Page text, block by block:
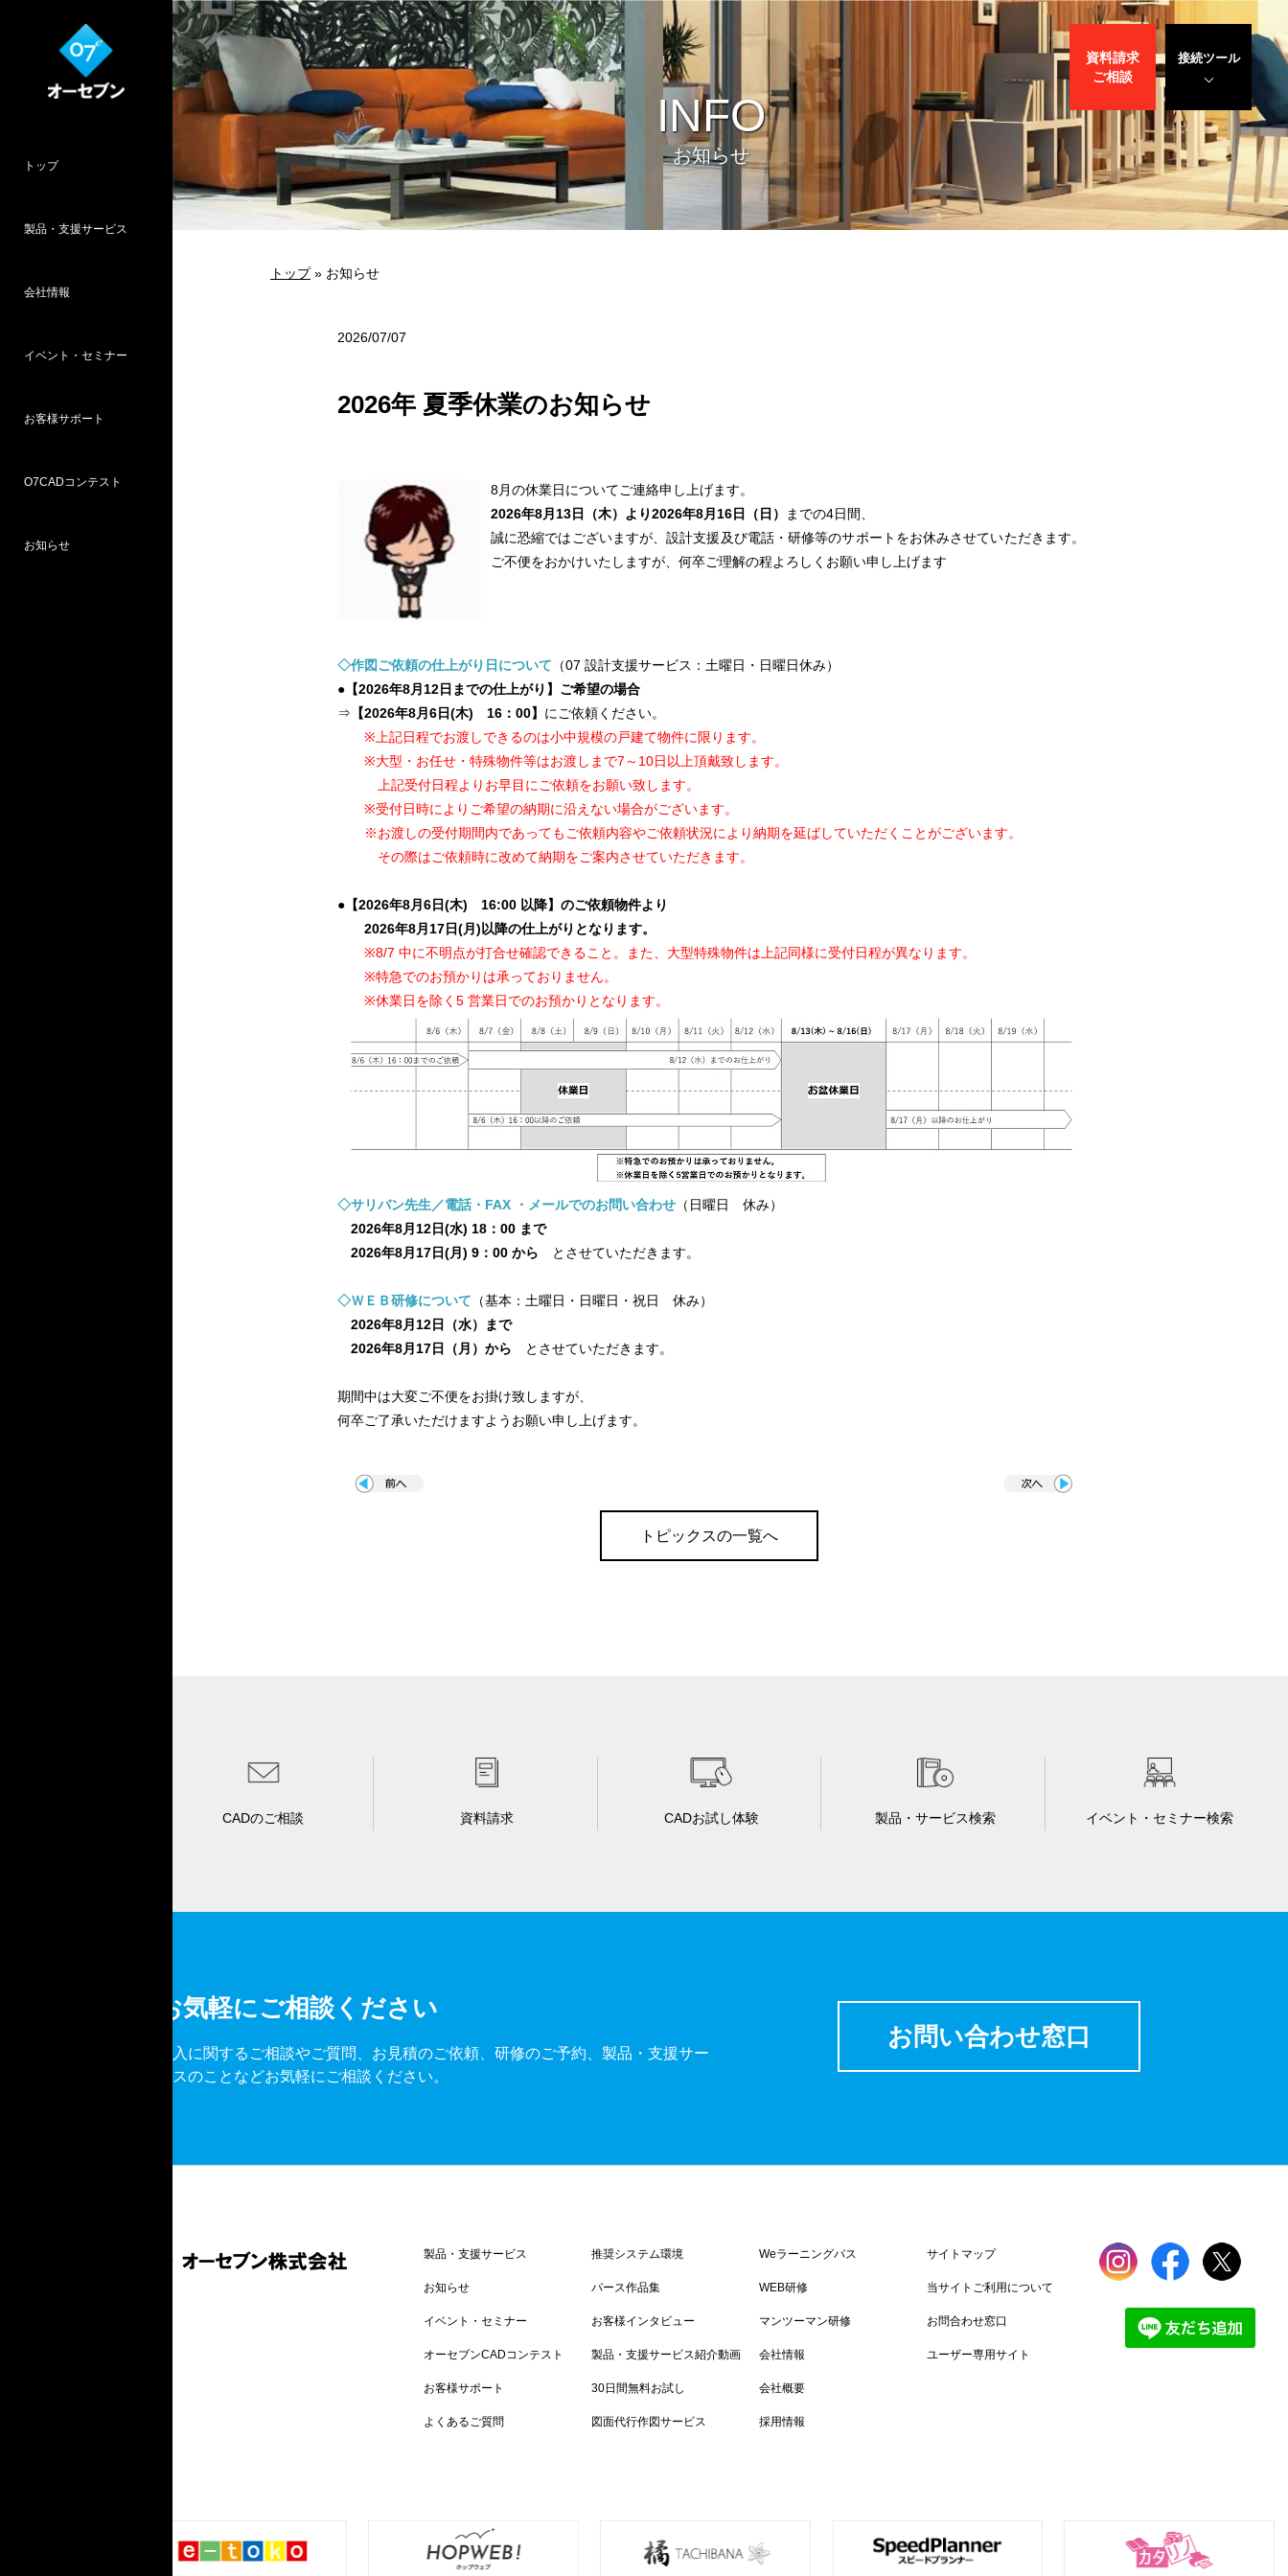
トップ
製品・支援サービス
会社情報
イベント・セミナー
お客様サポート
O7CADコンテスト
第18回 受賞作品
第16回 応募サイト
第15回 受賞作品
お知らせ
接続ツール
遠隔サポート
サリバン先生
WEBデモ
サポート
資料請求
ご相談
INFO
お知らせ
トップ» お知らせ
2026/07/07
2026年 夏季休業のお知らせ
8月の休業日についてご連絡申し上げます。
2026年8月13日（木）より2026年8月16日（日）
までの4日間、
誠に恐縮ではございますが、設計支援及び電話・研修等のサポートをお休みさせていただきます。
ご不便をおかけいたしますが、何卒ご理解の程よろしくお願い申し上げます
◇作図ご依頼の仕上がり日について （07 設計支援サービス：土曜日・日曜日休み）
●【2026年8月12日までの仕上がり】ご希望の場合
⇒ 【2026年8月6日(木) 16：00】 にご依頼ください。
※上記日程でお渡しできるのは小中規模の戸建て物件に限ります。
※大型・お任せ・特殊物件等はお渡しまで7～10日以上頂戴致します。
上記受付日程よりお早目にご依頼をお願い致します。
※受付日時によりご希望の納期に沿えない場合がございます。
※お渡しの受付期間内であってもご依頼内容やご依頼状況により納期を延ばしていただくことがございます。
その際はご依頼時に改めて納期をご案内させていただきます。
●【2026年8月6日(木) 16:00 以降】のご依頼物件より
2026年8月17日(月)以降の仕上がりとなります。
※8/7 中に不明点が打合せ確認できること。また、大型特殊物件は上記同様に受付日程が異なります。
※特急でのお預かりは承っておりません。
※休業日を除く5 営業日でのお預かりとなります。
◇サリバン先生／電話・FAX ・メールでのお問い合わせ （日曜日 休み）
2026年8月12日(水) 18：00 まで
2026年8月17日(月) 9：00 から とさせていただきます。
◇ＷＥＢ研修について （基本：土曜日・日曜日・祝日 休み）
2026年8月12日（水）まで
2026年8月17日（月）から とさせていただきます。
期間中は大変ご不便をお掛け致しますが、
何卒ご了承いただけますようお願い申し上げます。
トピックスの一覧へ
CADのご相談 資料請求 CADお試し体験 製品・サービス検索 イベント・セミナー検索
お気軽にご相談ください
導入に関するご相談やご質問、お見積のご依頼、研修のご予約、製品・支援サー
ビスのことなどお気軽にご相談ください。
お問い合わせ窓口
製品・支援サービス
お知らせ
イベント・セミナー
オーセブンCADコンテスト
お客様サポート
よくあるご質問
推奨システム環境
パース作品集
お客様インタビュー
製品・支援サービス紹介動画
30日間無料お試し
図面代行作図サービス
Weラーニングパス
WEB研修
マンツーマン研修
会社情報
会社概要
採用情報
サイトマップ
当サイトご利用について
お問合わせ窓口
ユーザー専用サイト